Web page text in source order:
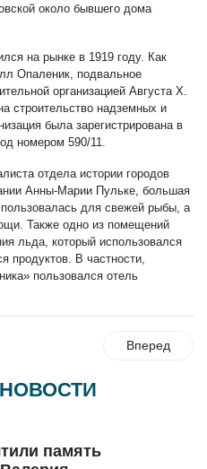
около бывшего дома
на рынке в 1919 году. Как
Опаленик, подвальное
организацией Августа Х.
строительство надземных и
была зарегистрирована в
номером 590/11.
отдела истории городов
Анны-Марии Пульке, большая
для свежей рыбы, а
Также одно из помещений
льда, который использовался
продуктов. В частности,
пользовался отель
Вперед
память